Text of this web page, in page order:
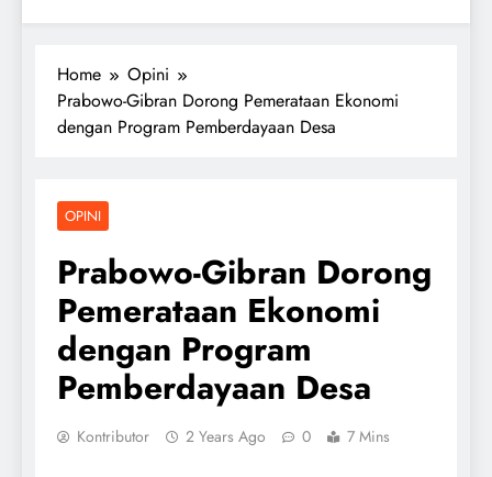
Home
Opini
Prabowo-Gibran Dorong Pemerataan Ekonomi
dengan Program Pemberdayaan Desa
OPINI
Prabowo-Gibran Dorong
Pemerataan Ekonomi
dengan Program
Pemberdayaan Desa
Kontributor 2 Years Ago 0 7 Mins